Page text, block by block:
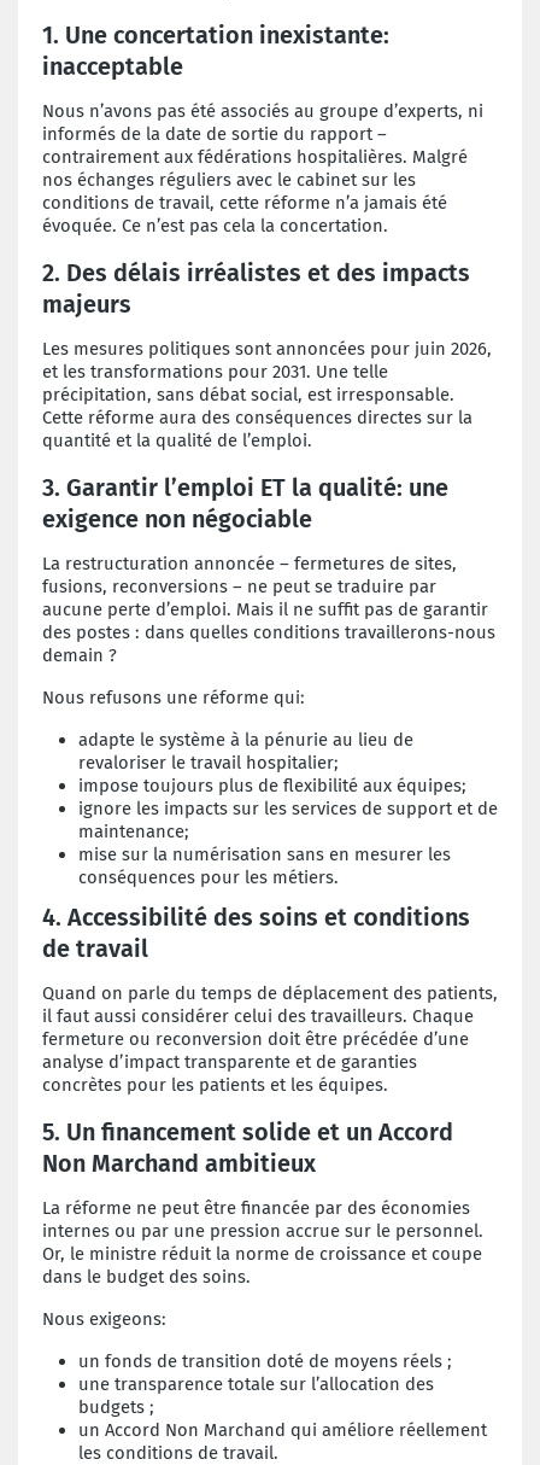
1. Une concertation inexistante:
inacceptable
Nous n’avons pas été associés au groupe d’experts, ni
informés de la date de sortie du rapport –
contrairement aux fédérations hospitalières. Malgré
nos échanges réguliers avec le cabinet sur les
conditions de travail, cette réforme n’a jamais été
évoquée. Ce n’est pas cela la concertation.
2. Des délais irréalistes et des impacts
majeurs
Les mesures politiques sont annoncées pour juin 2026,
et les transformations pour 2031. Une telle
précipitation, sans débat social, est irresponsable.
Cette réforme aura des conséquences directes sur la
quantité et la qualité de l’emploi.
3. Garantir l’emploi ET la qualité: une
exigence non négociable
La restructuration annoncée – fermetures de sites,
fusions, reconversions – ne peut se traduire par
aucune perte d’emploi. Mais il ne suffit pas de garantir
des postes : dans quelles conditions travaillerons-nous
demain ?
Nous refusons une réforme qui:
adapte le système à la pénurie au lieu de
revaloriser le travail hospitalier;
impose toujours plus de flexibilité aux équipes;
ignore les impacts sur les services de support et de
maintenance;
mise sur la numérisation sans en mesurer les
conséquences pour les métiers.
4. Accessibilité des soins et conditions
de travail
Quand on parle du temps de déplacement des patients,
il faut aussi considérer celui des travailleurs. Chaque
fermeture ou reconversion doit être précédée d’une
analyse d’impact transparente et de garanties
concrètes pour les patients et les équipes.
5. Un financement solide et un Accord
Non Marchand ambitieux
La réforme ne peut être financée par des économies
internes ou par une pression accrue sur le personnel.
Or, le ministre réduit la norme de croissance et coupe
dans le budget des soins.
Nous exigeons:
un fonds de transition doté de moyens réels ;
une transparence totale sur l’allocation des
budgets ;
un Accord Non Marchand qui améliore réellement
les conditions de travail.